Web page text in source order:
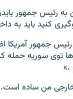
کنید باید به
جمهور آمریکا
توی سوریه
.»
من ساده است.